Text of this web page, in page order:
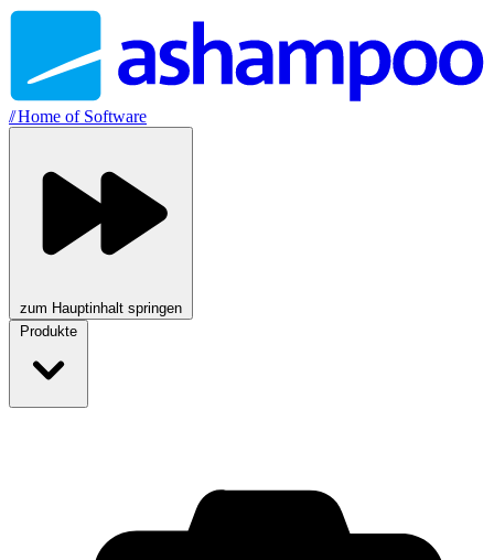
//Home of Software
zum Hauptinhalt springen
Produkte